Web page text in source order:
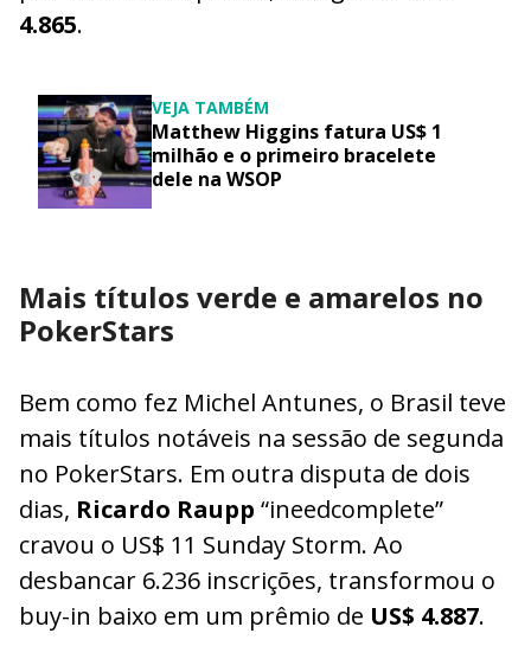
4.865.
VEJA TAMBÉM
Matthew Higgins fatura US$ 1
milhão e o primeiro bracelete
dele na WSOP
Mais títulos verde e amarelos no
PokerStars
Bem como fez Michel Antunes, o Brasil teve
mais títulos notáveis na sessão de segunda
no PokerStars. Em outra disputa de dois
dias, Ricardo Raupp “ineedcomplete”
cravou o US$ 11 Sunday Storm. Ao
desbancar 6.236 inscrições, transformou o
buy-in baixo em um prêmio de US$ 4.887.